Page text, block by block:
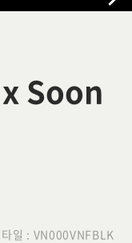
x Soon
일 : VN000VNFBLK